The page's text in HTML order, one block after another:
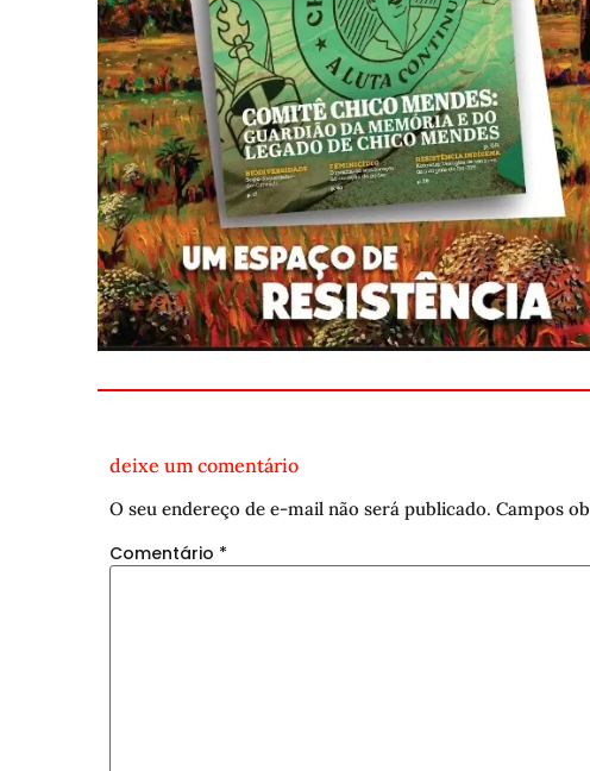
deixe um comentário
O seu endereço de e-mail não será publicado. Campos
Comentário *